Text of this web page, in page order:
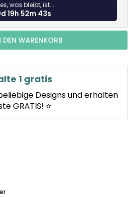
was bleibt, ist...
19h 52m 42s
DEN WARENKORB
1 gratis
Designs und erhalten
GRATIS! ⭐